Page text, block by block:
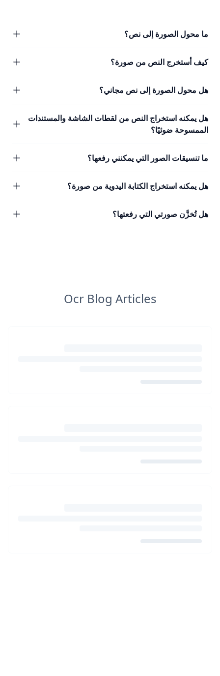
ما محول الصورة إلى نص؟
كيف أستخرج النص من صورة؟
هل محول الصورة إلى نص مجاني؟
هل يمكنه استخراج النص من لقطات الشاشة والمستندات
الممسوحة ضوئيًا؟
ما تنسيقات الصور التي يمكنني رفعها؟
هل يمكنه استخراج الكتابة اليدوية من صورة؟
هل تُخزَّن صورتي التي رفعتها؟
Ocr Blog Articles